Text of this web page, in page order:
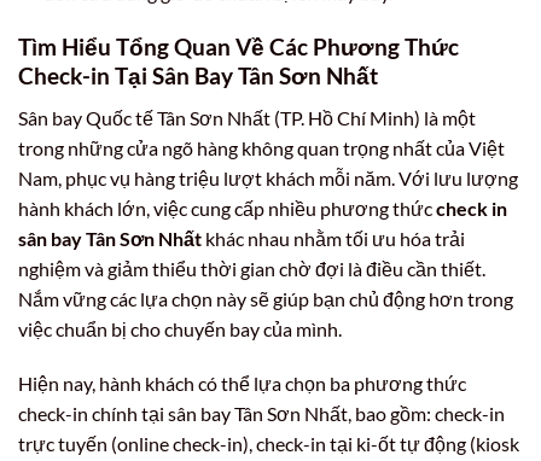
Tìm Hiểu Tổng Quan Về Các Phương Thức
Check-in Tại Sân Bay Tân Sơn Nhất
Sân bay Quốc tế Tân Sơn Nhất (TP. Hồ Chí Minh) là một
trong những cửa ngõ hàng không quan trọng nhất của Việt
Nam, phục vụ hàng triệu lượt khách mỗi năm. Với lưu lượng
hành khách lớn, việc cung cấp nhiều phương thứccheck in
sân bay Tân Sơn Nhất khác nhau nhằm tối ưu hóa trải
nghiệm và giảm thiểu thời gian chờ đợi là điều cần thiết.
Nắm vững các lựa chọn này sẽ giúp bạn chủ động hơn trong
việc chuẩn bị cho chuyến bay của mình.
Hiện nay, hành khách có thể lựa chọn ba phương thức
check-in chính tại sân bay Tân Sơn Nhất, bao gồm: check-in
trực tuyến (online check-in), check-in tại ki-ốt tự động (kiosk